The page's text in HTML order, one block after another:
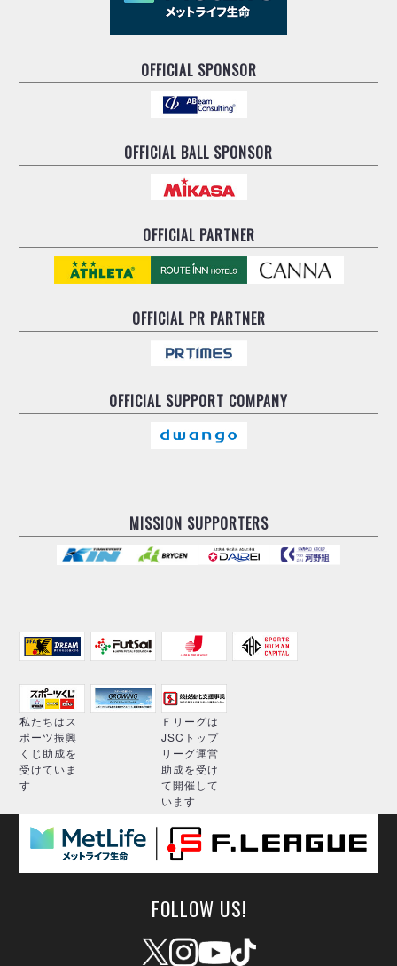
OFFICIAL SPONSOR
OFFICIAL BALL SPONSOR
OFFICIAL PARTNER
OFFICIALPR PARTNER
OFFICIAL SUPPORT COMPANY
MISSION SUPPORTERS
私たちはス
ポーツ振興
くじ助成を
受けていま
す
Ｆリーグは
JSCトップ
リーグ運営
助成を受け
て開催して
います
FOLLOW US!